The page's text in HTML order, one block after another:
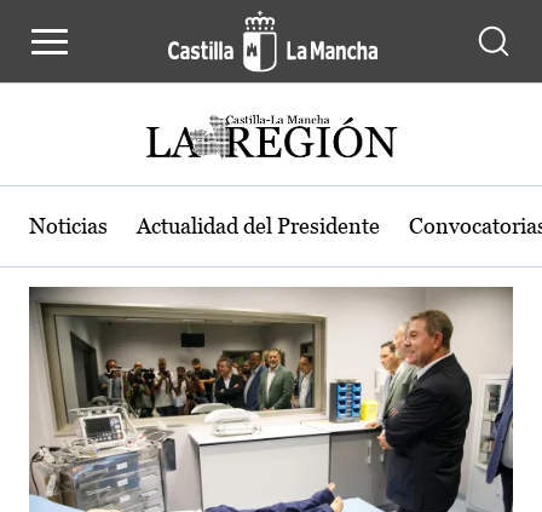
Actualidad de la región de Castilla-
Noticias Actualidad del Presidente